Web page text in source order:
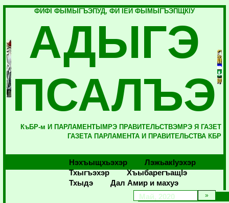
ФИФI ФЫМЫГЪЭПУД, ФИ IЕЙ ФЫМЫГЪЭПЩКIУ
АДЫГЭ
ПСАЛЪЭ
КъБР-м И ПАРЛАМЕНТЫМРЭ ПРАВИТЕЛЬСТВЭМРЭ Я ГАЗЕТ
ГАЗЕТА ПАРЛАМЕНТА И ПРАВИТЕЛЬСТВА КБР
Нэхъыщхьэхэр
Лэжьакlуэхэр
Тхыгъэхэр
Хъыбарегъащlэ
Тхыдэ
Дал Амир и махуэ
Май, 2020